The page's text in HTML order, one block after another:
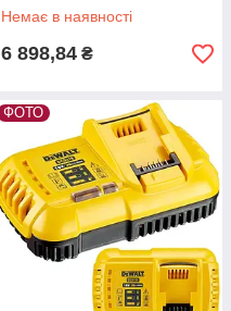
Немає в наявності
6 898,84 ₴
ФОТО